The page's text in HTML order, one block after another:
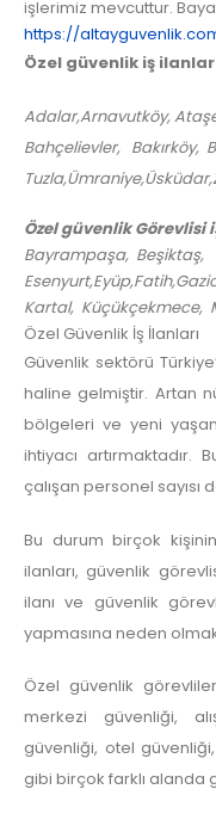
işlerimiz mevcuttur.
https://
Özel güvenlik iş
Adalar,Arnavutköy,
Bahçelievler, Bakırköy,
Özel güvenlik Görevlisi
Bayrampaşa, Beşiktaş,
Kartal, Küçükçekmece,
Özel Güvenlik İş İlanları
Güvenlik sektörü
haline gelmiştir. Artan
bölgeleri ve yeni
ihtiyacı
çalışan personel
Bu durum birçok
ilanları, güvenlik
ilanı ve güvenlik
yapmasına neden
Özel güvenlik
merkezi güvenliği,
güvenliği, otel
gibi birçok farklı alanda